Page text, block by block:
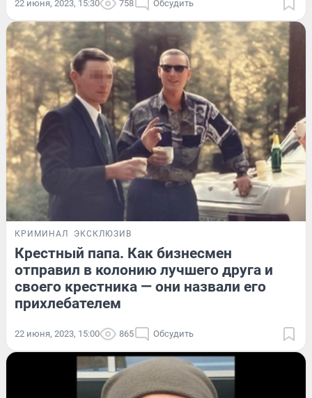
22 июня, 2023, 15:30 758 Обсудить
КРИМИНАЛ ЭКСКЛЮЗИВ
Крестный папа. Как бизнесмен
отправил в колонию лучшего друга и
своего крестника — они назвали его
прихлебателем
22 июня, 2023, 15:00 865 Обсудить